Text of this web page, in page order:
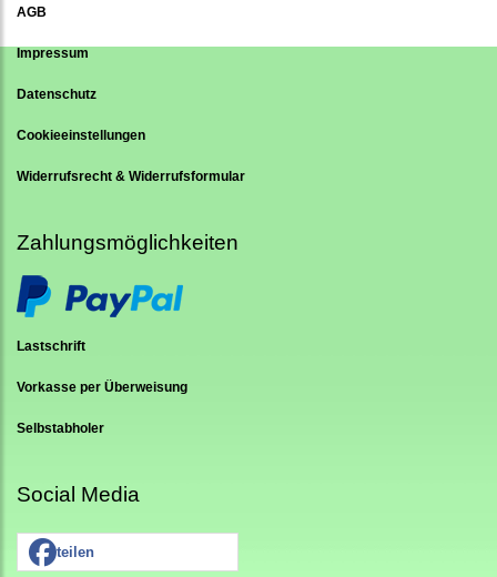
AGB
Impressum
Datenschutz
Cookieeinstellungen
Widerrufsrecht & Widerrufsformular
Zahlungsmöglichkeiten
Lastschrift
Vorkasse per Überweisung
Selbstabholer
Social Media
teilen